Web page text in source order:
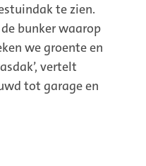
te zien.
bunker waarop
we groente en
vertelt
tot garage en